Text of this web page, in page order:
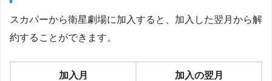
スカパーから衛星劇場に加入すると、加入した翌月から解
約することができます。
加入月
加入の翌月